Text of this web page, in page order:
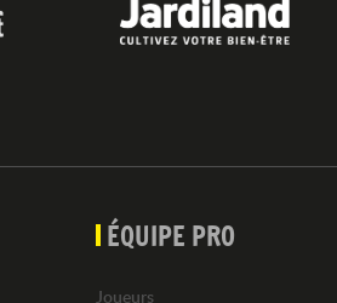
ÉQUIPE PRO
Joueurs